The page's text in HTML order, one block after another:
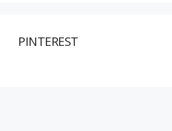
PINTEREST